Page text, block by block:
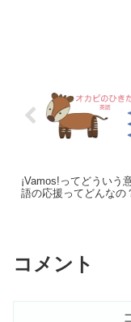
¡Vamos!ってどういう
語の応援ってどんなの
コメント